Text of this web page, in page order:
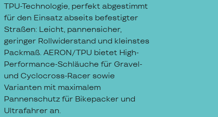
TPU-Technologie, perfekt abgestimmt
für den Einsatz abseits befestigter
Straßen: Leicht, pannensicher,
geringer Rollwiderstand und kleinstes
Packmaß. AERON/TPU bietet High-
Performance-Schläuche für Gravel-
und Cyclocross-Racer sowie
Varianten mit maximalem
Pannenschutz für Bikepacker und
Ultrafahrer an.